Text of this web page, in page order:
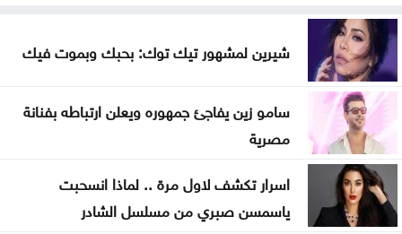
شيرين لمشهور تيك توك: بحبك وبموت فيك
سامو زين يفاجئ جمهوره ويعلن ارتباطه بفنانة
مصرية
اسرار تكشف لاول مرة .. لماذا انسحبت
ياسمسن صبري من مسلسل الشادر